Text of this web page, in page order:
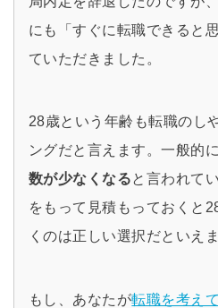
にも「すぐに転職できると
ていただきました。
28歳という年齢も転職のし
ングだと言えます。一般的
数が少なくなると言われて
をもって見積もっておくと
くのは正しい選択だといえま
もし、あなたが転職を考え